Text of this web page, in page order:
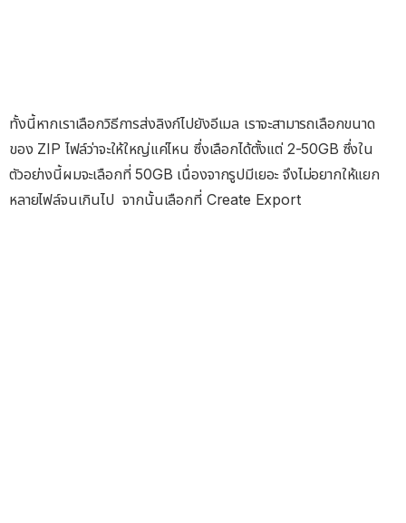
ทั้งนี้หากเราเลือกวิธีการส่งลิงก์ไปยังอีเมล เราจะสามารถเลือกขนาด
ของ ZIP ไฟล์ว่าจะให้ใหญ่แค่ไหน ซึ่งเลือกได้ตั้งแต่ 2-50GB ซึ่งใน
ตัวอย่างนี้ผมจะเลือกที่ 50GB เนื่องจากรูปมีเยอะ จึงไม่อยากให้แยก
หลายไฟล์จนเกินไป จากนั้นเลือกที่ Create Export